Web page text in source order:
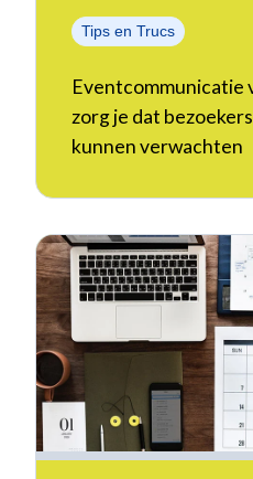
Tips en Trucs
Eventcommunicatie
zorg je dat
kunnen verwachten